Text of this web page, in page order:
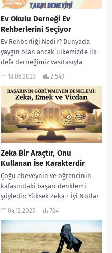
Ev Okulu Derneği Ev
Rehberlerini Seçiyor
Ev Rehberliği Nedir? Dünyada
yaygın olan ancak ülkemizde ilk
defa derneğimiz vasıtasıyla
konuşulmaya başlanan Ev Okulu
gündeminde...
13.06.2023 2.549
Zeka Bir Araçtır, Onu
Kullanan İse Karakterdir
Çoğu ebeveynin ve öğrencinin
kafasındaki başarı denklemi
şöyledir: Yüksek Zeka + İyi Notlar
= Hayat Boyu Mutluluk. Bir
04.12.2025 724